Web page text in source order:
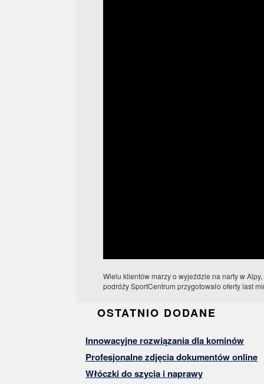
Wielu klientów marzy o wyjeździe na narty w
podróży SportCentrum przygotowało oferty last
OSTATNIO DODANE
Innowacyjne rozwiązania dla kominów
Profesjonalne zdjęcia dokumentów online
Włóczki do szycia i naprawy